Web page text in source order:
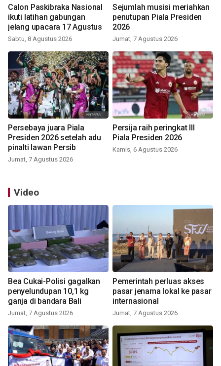
Calon Paskibraka Nasional
ikuti latihan gabungan
jelang upacara 17 Agustus
Sabtu, 8 Agustus 2026
Sejumlah musisi meriahkan
penutupan Piala Presiden
2026
Jumat, 7 Agustus 2026
Persebaya juara Piala
Presiden 2026 setelah adu
pinalti lawan Persib
Jumat, 7 Agustus 2026
Persija raih peringkat III
Piala Presiden 2026
Kamis, 6 Agustus 2026
Video
Bea Cukai-Polisi gagalkan
penyelundupan 10,1 kg
ganja di bandara Bali
Jumat, 7 Agustus 2026
Pemerintah perluas akses
pasar jenama lokal ke pasar
internasional
Jumat, 7 Agustus 2026